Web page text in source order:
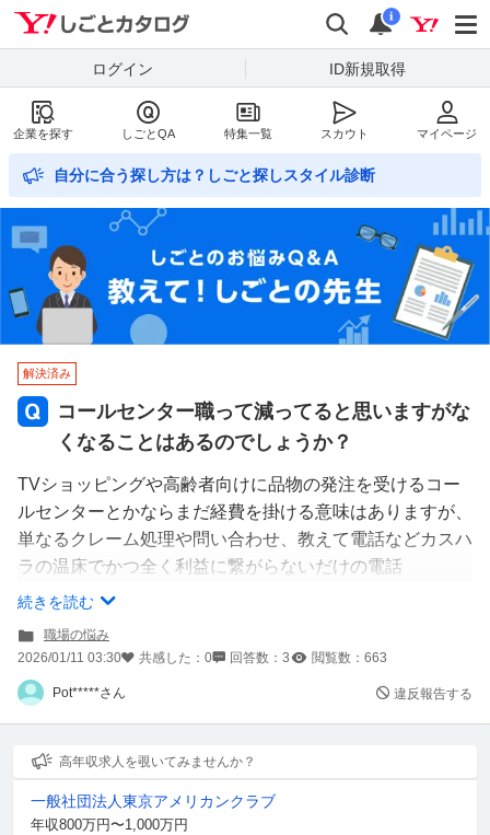
Yahoo!しごとカタログ
検索
通知
i
ログイン ID新規取得
企業を探す しごとQA 特集一覧 スカウト マイページ
自分に合う探し方は？しごと探しスタイル診断
解決済み
コールセンター職って減ってると思いますがな
くなることはあるのでしょうか？
TVショッピングや高齢者向けに品物の発注を受けるコー
ルセンターとかならまだ経費を掛ける意味はありますが、
単なるクレーム処理や問い合わせ、教えて電話などカスハ
ラの温床でかつ全く利益に繋がらないだけの電話
トで検索しても電話番号を見つけられないように工夫して
いますよね
かといって自動チャットbotや電話の自動受付では完全な
代替にはならず極力有人の電話対応は削って残して、あと
は有人の対話式チャットかメールに置き換えるのが現時点
ではギリギリかなと思います
続きを読む
職場の悩み
2026/01/11 03:30
共感した： 0 回答数： 3 閲覧数： 663
Pot*****さん 違反報告する
高年収求人を覗いてみませんか？
一般社団法人東京アメリカンクラブ
年収800万円〜1,000万円